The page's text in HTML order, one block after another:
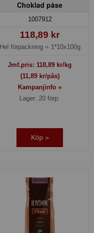
Choklad påse
1007912
118,89 kr
Hel förpackning = 1*10x100g
Jmf.pris: 118,89 kr/kg
(11,89 kr/pås)
Kampanjinfo »
Lager: 20 förp.
Köp »